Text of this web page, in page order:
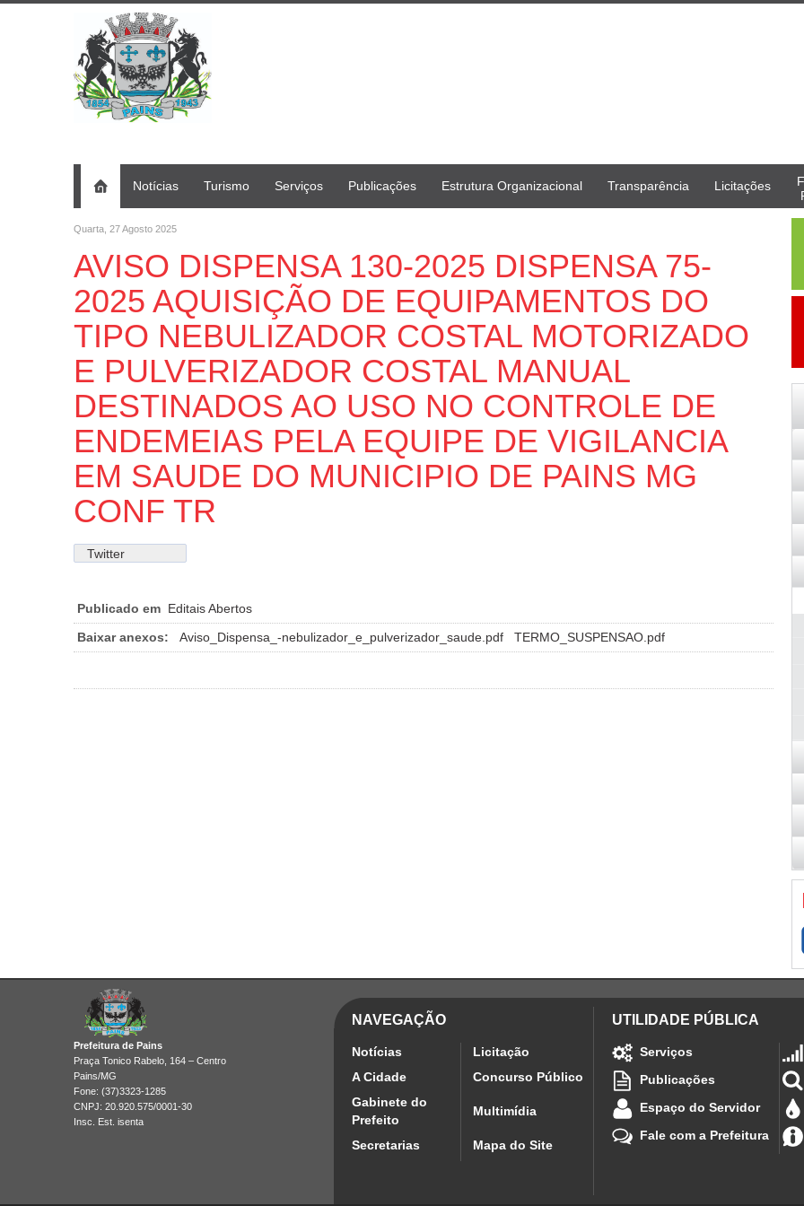
Notícias Turismo Serviços Publicações Estrutura Organizacional Transparência Licitações
Quarta, 27 Agosto 2025
AVISO DISPENSA 130-2025 DISPENSA 75-
2025 AQUISIÇÃO DE EQUIPAMENTOS DO
TIPO NEBULIZADOR COSTAL MOTORIZADO
E PULVERIZADOR COSTAL MANUAL
DESTINADOS AO USO NO CONTROLE DE
ENDEMEIAS PELA EQUIPE DE VIGILANCIA
EM SAUDE DO MUNICIPIO DE PAINS MG
CONF TR
Twitter
Publicado em Editais Abertos
Baixar anexos:
Aviso_Dispensa_-nebulizador_e_pulverizador_saude.pdf TERMO_SUSPENSAO.pdf
Prefeitura de Pains
Praça Tonico Rabelo, 164 – Centro
Pains/MG
Fone: (37)3323-1285
CNPJ: 20.920.575/0001-30
Insc. Est. isenta
NAVEGAÇÃO
Notícias
Licitação
A Cidade
Concurso Público
Gabinete do
Prefeito
Multimídia
Secretarias Mapa do Site
UTILIDADE PÚBLICA
Serviços
Publicações
Espaço do Servidor
Fale com a Prefeitura